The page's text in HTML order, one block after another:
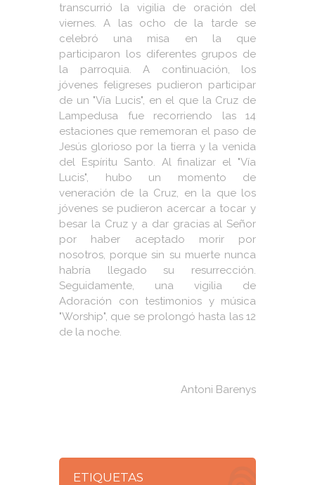
transcurrió la vigilia de oración del
viernes. A las ocho de la tarde se
celebró una misa en la que
participaron los diferentes grupos de
la parroquia. A continuación, los
jóvenes feligreses pudieron participar
de un "Vía Lucis", en el que la Cruz de
Lampedusa fue recorriendo las 14
estaciones que rememoran el paso de
Jesús glorioso por la tierra y la venida
del Espíritu Santo. Al finalizar el "Vía
Lucis", hubo un momento de
veneración de la Cruz, en la que los
jóvenes se pudieron acercar a tocar y
besar la Cruz y a dar gracias al Señor
por haber aceptado morir por
nosotros, porque sin su muerte nunca
habría llegado su resurrección.
Seguidamente, una vigilia de
Adoración con testimonios y música
"Worship", que se prolongó hasta las 12
de la noche.
Antoni Barenys
ETIQUETAS